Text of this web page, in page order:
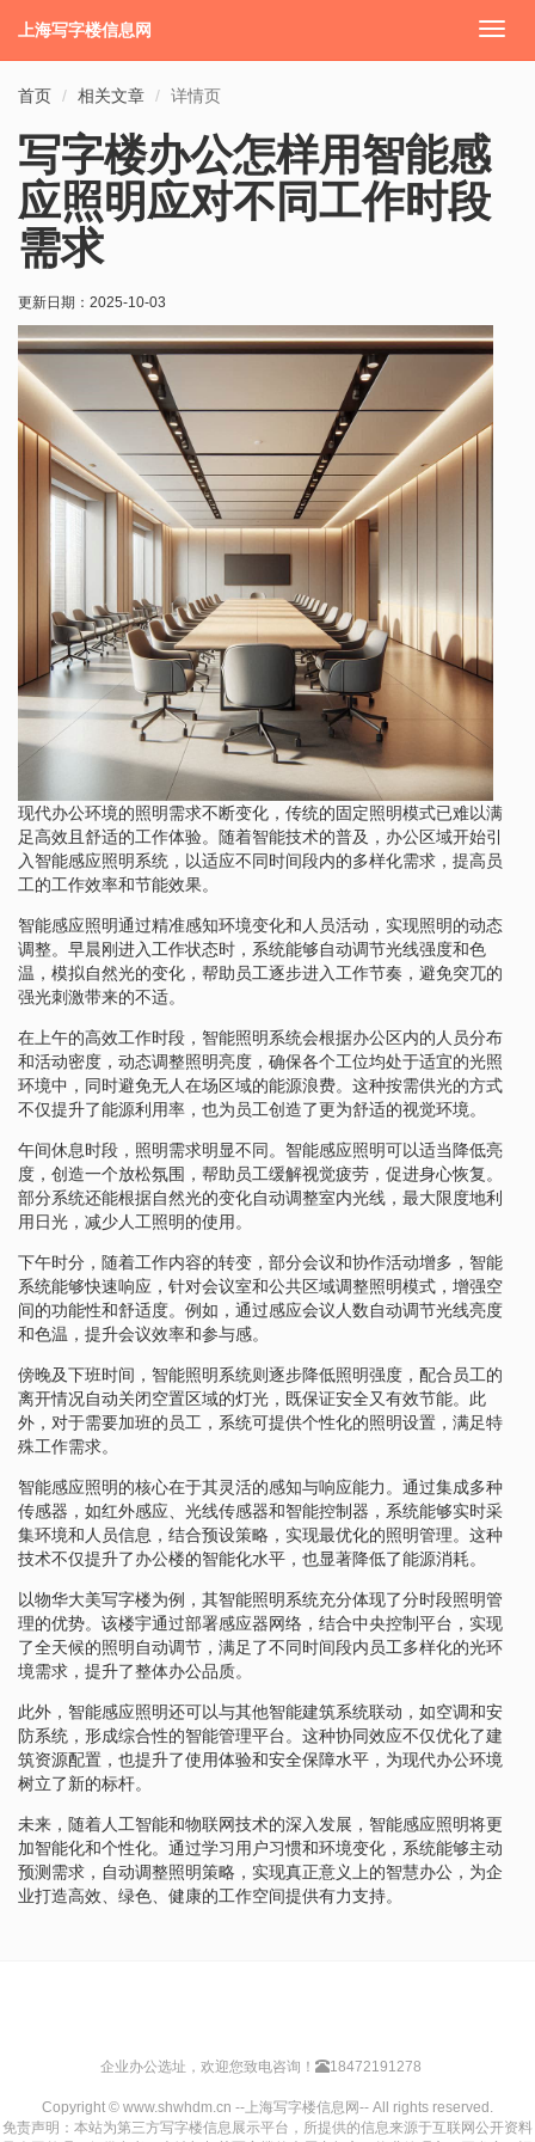
切
上海写字楼信息网
首页 相关文章 详情页
写字楼办公怎样用智能感
应照明应对不同工作时段
需求
更新日期： 2025-10-03
现代办公环境的照明需求不断变化，传统的固定照明模式已难以满
足高效且舒适的工作体验。随着智能技术的普及，办公区域开始引
入智能感应照明系统，以适应不同时间段内的多样化需求，提高员
工的工作效率和节能效果。
智能感应照明通过精准感知环境变化和人员活动，实现照明的动态
调整。早晨刚进入工作状态时，系统能够自动调节光线强度和色
温，模拟自然光的变化，帮助员工逐步进入工作节奏，避免突兀的
强光刺激带来的不适。
在上午的高效工作时段，智能照明系统会根据办公区内的人员分布
和活动密度，动态调整照明亮度，确保各个工位均处于适宜的光照
环境中，同时避免无人在场区域的能源浪费。这种按需供光的方式
不仅提升了能源利用率，也为员工创造了更为舒适的视觉环境。
午间休息时段，照明需求明显不同。智能感应照明可以适当降低亮
度，创造一个放松氛围，帮助员工缓解视觉疲劳，促进身心恢复。
部分系统还能根据自然光的变化自动调整室内光线，最大限度地利
用日光，减少人工照明的使用。
下午时分，随着工作内容的转变，部分会议和协作活动增多，智能
系统能够快速响应，针对会议室和公共区域调整照明模式，增强空
间的功能性和舒适度。例如，通过感应会议人数自动调节光线亮度
和色温，提升会议效率和参与感。
傍晚及下班时间，智能照明系统则逐步降低照明强度，配合员工的
离开情况自动关闭空置区域的灯光，既保证安全又有效节能。此
外，对于需要加班的员工，系统可提供个性化的照明设置，满足特
殊工作需求。
智能感应照明的核心在于其灵活的感知与响应能力。通过集成多种
传感器，如红外感应、光线传感器和智能控制器，系统能够实时采
集环境和人员信息，结合预设策略，实现最优化的照明管理。这种
技术不仅提升了办公楼的智能化水平，也显著降低了能源消耗。
以物华大美写字楼为例，其智能照明系统充分体现了分时段照明管
理的优势。该楼宇通过部署感应器网络，结合中央控制平台，实现
了全天候的照明自动调节，满足了不同时间段内员工多样化的光环
境需求，提升了整体办公品质。
此外，智能感应照明还可以与其他智能建筑系统联动，如空调和安
防系统，形成综合性的智能管理平台。这种协同效应不仅优化了建
筑资源配置，也提升了使用体验和安全保障水平，为现代办公环境
树立了新的标杆。
未来，随着人工智能和物联网技术的深入发展，智能感应照明将更
加智能化和个性化。通过学习用户习惯和环境变化，系统能够主动
预测需求，自动调整照明策略，实现真正意义上的智慧办公，为企
业打造高效、绿色、健康的工作空间提供有力支持。
企业办公选址，欢迎您致电咨询！ 18472191278
Copyright © www.shwhdm.cn --上海写字楼信息网-- All rights reserved.
免责声明：本站为第三方写字楼信息展示平台，所提供的信息来源于互联网公开资料